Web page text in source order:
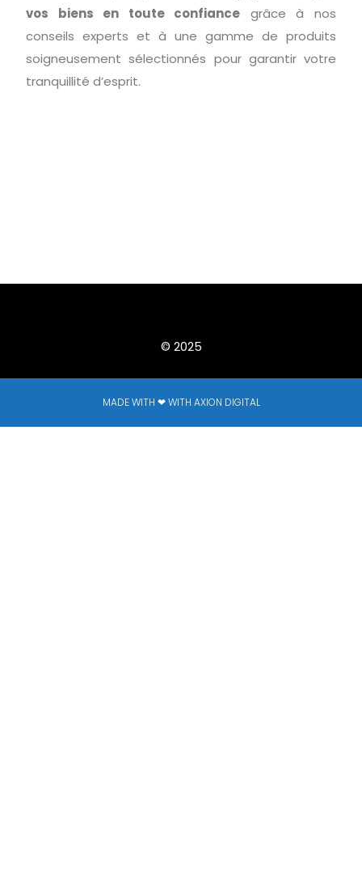
vos biens en toute confiance grâce à nos
conseils experts et à une gamme de produits
soigneusement sélectionnés pour garantir votre
tranquillité d’esprit.
© 2025
MADE WITH ❤ WITH AXION DIGITAL